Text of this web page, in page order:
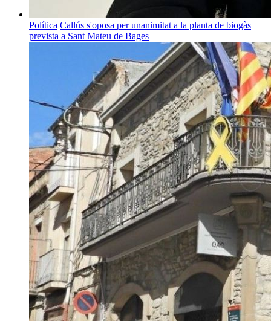
Política Callús s'oposa per unanimitat a la planta de biogàs
prevista a Sant Mateu de Bages